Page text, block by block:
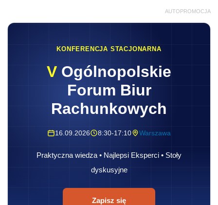
AUTOPROMOCJA
KONFERENCJA STACJONARNA
V Ogólnopolskie
Forum Biur
Rachunkowych
16.09.2026 8:30-17:10 Warszawa
Praktyczna wiedza • Najlepsi Eksperci • Stoły
dyskusyjne
Zapisz się